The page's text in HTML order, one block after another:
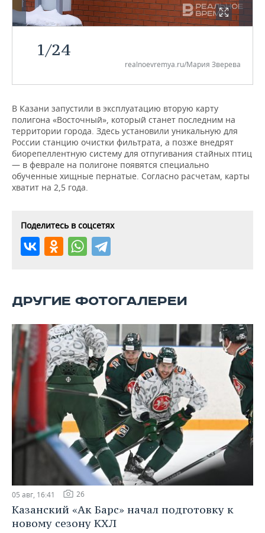
НЕФТЕХИМИЯ
ЭНЕРГЕТИКА
РОЗНИЧНАЯ ТОРГОВЛЯ
ТРАНСПОРТ
НОВОСТИ ТЕХНОЛОГИЙ
ТЕЛЕКОММУНИКАЦИИ
МЕРОПРИЯТИЯ
НОВОСТИ МЕРОПРИЯТИЙ
БИЗНЕС-БРАНЧИ
ONLINE-КОНФЕРЕНЦИИ
ОТКРЫТАЯ ЛЕКЦИЯ
СПОРТ
ФУТБОЛ
ХОККЕЙ
БАСКЕТБОЛ
ВОЛЕЙБОЛ
ФИГУРНОЕ КАТАНИЕ
ХОККЕЙ С МЯЧОМ
НОВОСТИ ОБЩЕСТВА
ВЛАСТЬ
ИНФРАСТРУКТУРА
ИСТОРИЯ
МЕДИЦИНА
ПРОИСШЕСТВИЯ
ФОТОГАЛЕРЕЯ
СЮЖЕТЫ
СПРАВОЧНИК
СПИСОК ПЕРСОН
ПОЛНАЯ ВЕРСИЯ
1/24
realnoevremya.ru/Мария Зверева
В Казани запустили в эксплуатацию вторую карту
полигона «Восточный», который станет последним на
территории города. Здесь установили уникальную для
России станцию очистки фильтрата, а позже внедрят
биорепеллентную систему для отпугивания стайных птиц
— в феврале на полигоне появятся специально
обученные хищные пернатые. Согласно расчетам, карты
хватит на 2,5 года.
Поделитесь в соцсетях
ДРУГИЕ ФОТОГАЛЕРЕИ
05 авг, 16:41 26
Казанский «Ак Барс» начал подготовку к
новому сезону КХЛ